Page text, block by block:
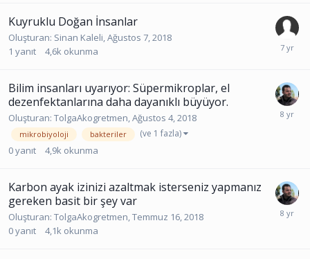
Kuyruklu Doğan İnsanlar
Oluşturan: ‎Sinan Kaleli‎,Ağustos 7, 2018
1 yanıt 4,6k okunma
Bilim insanları uyarıyor: Süpermikroplar, el
dezenfektanlarına daha dayanıklı büyüyor.
Oluşturan: TolgaAkogretmen,Ağustos 4, 2018
mikrobiyoloji bakteriler (ve 1 fazla)
0yanıt 4,9k okunma
Karbon ayak izinizi azaltmak isterseniz yapmanız
gereken basit bir şey var
Oluşturan: TolgaAkogretmen,Temmuz 16, 2018
0yanıt 4,1k okunma